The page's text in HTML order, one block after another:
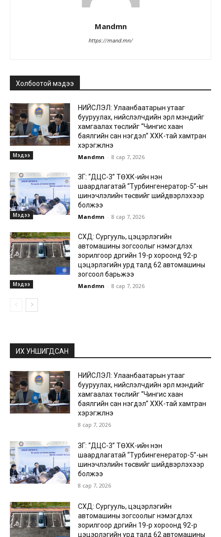
Mandmn
https://mand.mn/
Холбоотой мэдээ
Мэдээ
НИЙСЛЭЛ: Улаанбаатарын утааг
бууруулах, нийслэлчүүдийн эрүүл мэндийг
хамгаалах төслийг “Чингис хаан
баялгийн сан нэгдэл” ХХК-тай хамтран
хэрэгжүүлнэ
Mandmn - 8 сар 7, 2026
Мэдээ
ЗГ: “ДЦС-3” ТӨХК-ийн нэн
шаардлагатай “Турбингенератор-5”-ын
шинэчлэлийн төсвийг шийдвэрлэхээр
болжээ
Mandmn - 8 сар 7, 2026
Мэдээ
СХД: Сургууль, цэцэрлэгийн
автомашины зогсоолыг нэмэгдүүлэх
зорилгоор дүүргийн 19-р хороонд 92-р
цэцэрлэгийн урд талд 62 автомашины
зогсоол барьжээ
Mandmn - 8 сар 7, 2026
ИХ УНШИГДСАН
НИЙСЛЭЛ: Улаанбаатарын утааг
бууруулах, нийслэлчүүдийн эрүүл мэндийг
хамгаалах төслийг “Чингис хаан
баялгийн сан нэгдэл” ХХК-тай хамтран
хэрэгжүүлнэ
8 сар 7, 2026
ЗГ: “ДЦС-3” ТӨХК-ийн нэн
шаардлагатай “Турбингенератор-5”-ын
шинэчлэлийн төсвийг шийдвэрлэхээр
болжээ
8 сар 7, 2026
СХД: Сургууль, цэцэрлэгийн
автомашины зогсоолыг нэмэгдүүлэх
зорилгоор дүүргийн 19-р хороонд 92-р
цэцэрлэгийн урд талд 62 автомашины